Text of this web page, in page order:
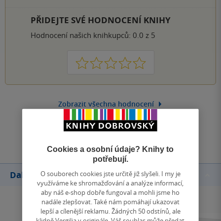
PŘIDEJTE SVÉ HODNOCENÍ KNIHY
Hodnocení našich knihkupců: 0.0 z 5
1 2 3 4 5
Zobrazit všechna hodnocení
Přidat hodnocení
Další knihy autora
Cookies a osobní údaje? Knihy to
potřebují.
O souborech cookies jste určitě již slyšeli. I my je
využíváme ke shromažďování a analýze informací,
aby náš e-shop dobře fungoval a mohli jsme ho
nadále zlepšovat. Také nám pomáhají ukazovat
lepší a cílenější reklamu. Žádných 50 odstínů, ale